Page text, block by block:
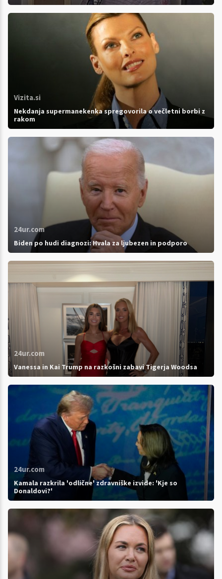
Vizita.si
Nekdanja supermanekenka spregovorila o večletni borbi z
rakom
24ur.com
Biden po hudi diagnozi: Hvala za ljubezen in podporo
24ur.com
Vanessa in Kai Trump na razkošni zabavi Tigerja Woodsa
24ur.com
Kamala razkrila 'odlične' zdravniške izvide: 'Kje so
Donaldovi?'